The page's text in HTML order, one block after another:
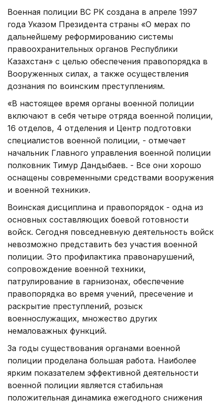
Военная полиции ВС РК создана в апреле 1997
года Указом Президента страны «О мерах по
дальнейшему реформированию системы
правоохранительных органов Республики
Казахстан» с целью обеспечения правопорядка в
Вооруженных силах, а также осуществления
дознания по воинским преступлениям.
«В настоящее время органы военной полиции
включают в себя четыре отряда военной полиции,
16 отделов, 4 отделения и Центр подготовки
специалистов военной полиции, - отмечает
начальник Главного управления военной полиции
полковник Тимур Дандыбаев. - Все они хорошо
оснащены современными средствами вооружения
и военной техники».
Воинская дисциплина и правопорядок - одна из
основных составляющих боевой готовности
войск. Сегодня повседневную деятельность войск
невозможно представить без участия военной
полиции. Это профилактика правонарушений,
сопровождение военной техники,
патрулирование в гарнизонах, обеспечение
правопорядка во время учений, пресечение и
раскрытие преступлений, розыск
военнослужащих, множество других
немаловажных функций.
За годы существования органами военной
полиции проделана большая работа. Наиболее
ярким показателем эффективной деятельности
военной полиции является стабильная
положительная динамика ежегодного снижения